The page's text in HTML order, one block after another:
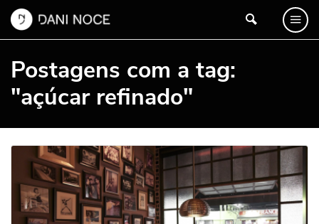
Postagens com a tag:
"açúcar refinado"